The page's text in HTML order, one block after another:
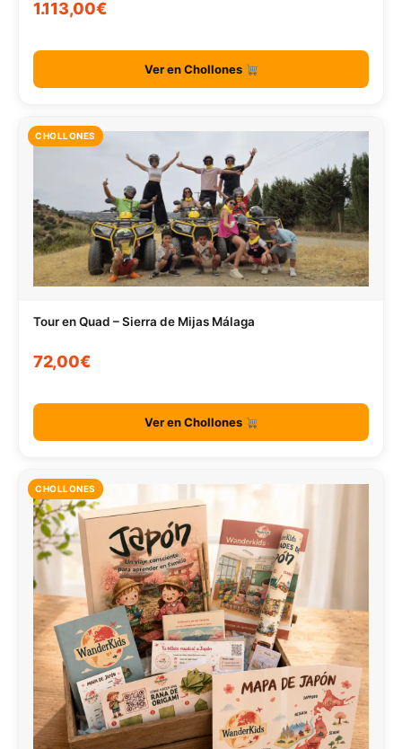
1.113,00€
Ver en Chollones
CHOLLONES
Tour en Quad – Sierra de Mijas Málaga
72,00€
Ver en Chollones
CHOLLONES